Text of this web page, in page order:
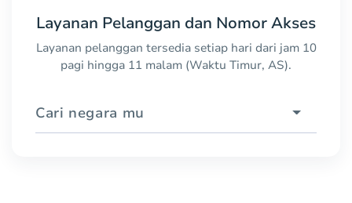
Layanan Pelanggan dan Nomor Akses
Layanan pelanggan tersedia setiap hari dari jam 10
pagi hingga 11 malam (Waktu Timur, AS).
Cari negara mu